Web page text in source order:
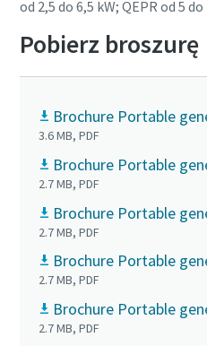
od 2,5 do 6,5 kW; QEPR od 5
Pobierz broszurę
Brochure Portable
3.6 MB, PDF
Brochure Portable
2.7 MB, PDF
Brochure Portable
2.7 MB, PDF
Brochure Portable
2.7 MB, PDF
Brochure Portable
2.7 MB, PDF